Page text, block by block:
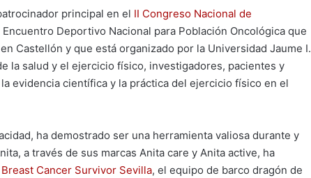
principal en el II Congreso Nacional de
Encuentro Deportivo Nacional para Población Oncológica que
Castellón y que está organizado por la Universidad Jaume I.
la salud y el ejercicio físico, investigadores, pacientes y
evidencia científica y la práctica del ejercicio físico en el
ha demostrado ser una herramienta valiosa durante y
a través de sus marcas Anita care y Anita active, ha
Cancer Survivor Sevilla, el equipo de barco dragón de